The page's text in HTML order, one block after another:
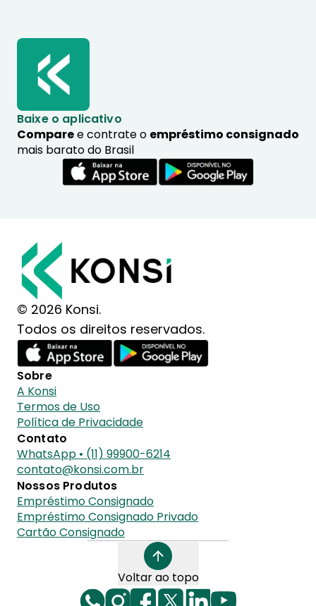
Baixe o aplicativo
Comparee contrate o empréstimo consignado
mais barato do Brasil
© 2026 Konsi.
Todos os direitos reservados.
Sobre
A Konsi
Termos de Uso
Política de Privacidade
Contato
WhatsApp • (11) 99900-6214
contato@konsi.com.br
Nossos Produtos
Empréstimo Consignado
Empréstimo Consignado Privado
Cartão Consignado
Voltar ao topo